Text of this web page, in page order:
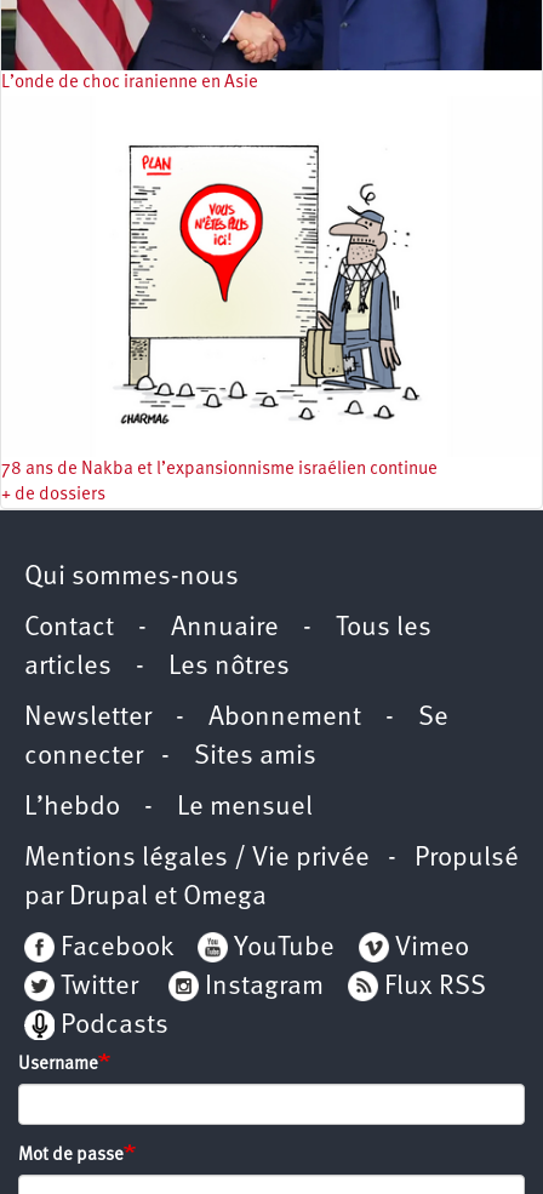
L’onde de choc iranienne en Asie
78 ans de Nakba et l’expansionnisme israélien continue
+ de dossiers
Qui sommes-nous
Contact - Annuaire - Tous les
articles -
Les nôtres
Newsletter- Abonnement - Se
connecter- Sites amis
L’hebdo -
Le mensuel
Mentions légales / Vie privée - Propulsé
par Drupal et Omega
Facebook
YouTube
Vimeo
Twitter
Instagram
Flux RSS
Podcasts
Username
Mot de passe